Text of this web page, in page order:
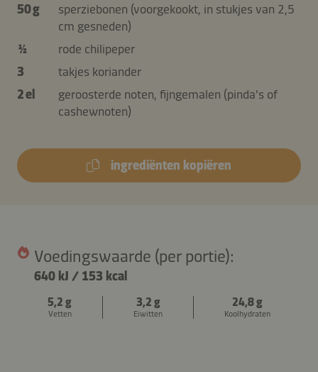
50 g
sperziebonen (voorgekookt, in stukjes van 2,5
cm gesneden)
½
rode chilipeper
3
takjes koriander
2 el
geroosterde noten, fijngemalen (pinda's of
cashewnoten)
ingrediënten kopiëren
Voedingswaarde (per portie):
640 kJ / 153 kcal
5,2 g
Vetten
3,2 g
Eiwitten
24,8 g
Koolhydraten